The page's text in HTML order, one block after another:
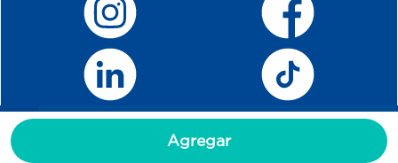
Agregar